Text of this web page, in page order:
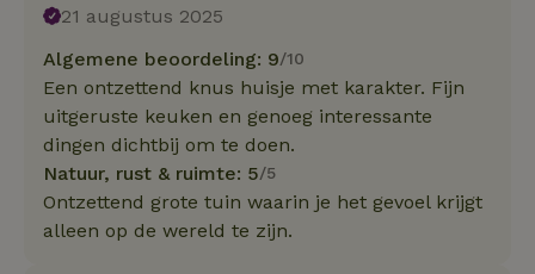
21 augustus 2025
Algemene beoordeling: 9/10
Een ontzettend knus huisje met karakter. Fijn
uitgeruste keuken en genoeg interessante
dingen dichtbij om te doen.
Natuur, rust & ruimte: 5/5
Ontzettend grote tuin waarin je het gevoel krijgt
alleen op de wereld te zijn.